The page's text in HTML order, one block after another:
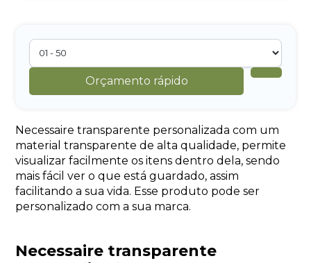
Orçamento rápido
Necessaire transparente personalizada com um
material transparente de alta qualidade, permite
visualizar facilmente os itens dentro dela, sendo
mais fácil ver o que está guardado, assim
facilitando a sua vida. Esse produto pode ser
personalizado com a sua marca.
Necessaire transparente